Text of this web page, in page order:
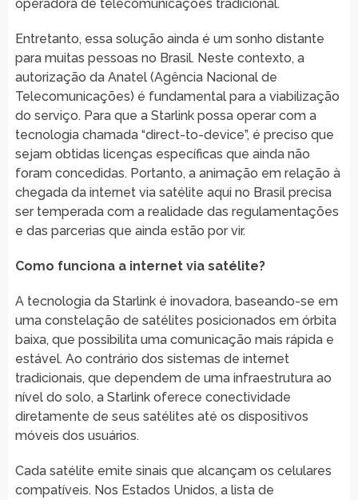
operadora de telecomunicações tradicional.
Entretanto, essa solução ainda é um sonho distante
para muitas pessoas no Brasil. Neste contexto, a
autorização da Anatel (Agência Nacional de
Telecomunicações) é fundamental para a viabilização
do serviço. Para que a Starlink possa operar com a
tecnologia chamada “direct-to-device”, é preciso que
sejam obtidas licenças específicas que ainda não
foram concedidas. Portanto, a animação em relação à
chegada da internet via satélite aqui no Brasil precisa
ser temperada com a realidade das regulamentações
e das parcerias que ainda estão por vir.
Como funciona a internet via satélite?
A tecnologia da Starlink é inovadora, baseando-se em
uma constelação de satélites posicionados em órbita
baixa, que possibilita uma comunicação mais rápida e
estável. Ao contrário dos sistemas de internet
tradicionais, que dependem de uma infraestrutura ao
nível do solo, a Starlink oferece conectividade
diretamente de seus satélites até os dispositivos
móveis dos usuários.
Cada satélite emite sinais que alcançam os celulares
compatíveis. Nos Estados Unidos, a lista de